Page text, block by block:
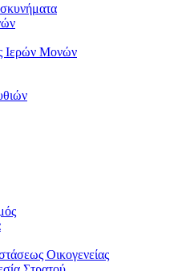
Ιερών Μονών
Οικογενείας